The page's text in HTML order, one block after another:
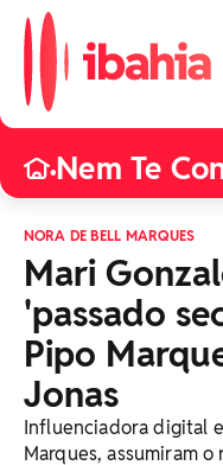
•Nem Te
NORA DE BELL MARQUES
Mari
'passado
Pipo
Jonas
Influenciadora digital
Marques, assumiram